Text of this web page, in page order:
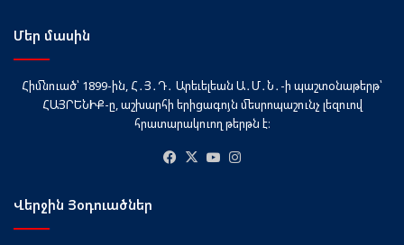
Մեր մասին
Հիմնուած՝ 1899-ին, Հ․Յ․Դ․ Արեւելեան Ա․Մ․Ն․-ի պաշտօնաթերթ՝
ՀԱՅՐԵՆԻՔ-ը, աշխարհի երիցագոյն մեսրոպաշունչ լեզուով
հրատարակուող թերթն է։
Facebook
X YouTube
Վերջին Յօդուածներ